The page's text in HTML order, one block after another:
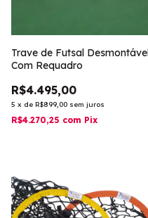
Trave de Futsal Desmontável
Com Requadro
R$4.495,00
5 x de R$899,00 sem juros
R$4.270,25 com Pix